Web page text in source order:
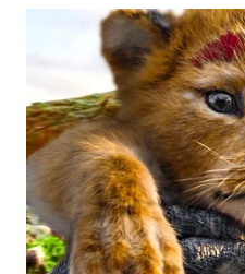
WN
NIAS
WN
LANGKAT
WN